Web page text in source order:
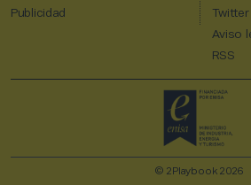
Publicidad
Twitter
Aviso
RSS
© 2Playbook 2026